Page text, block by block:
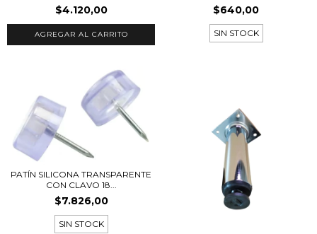
$4.120,00
AGREGAR AL CARRITO
$640,00
SIN STOCK
PATÍN SILICONA TRANSPARENTE
CON CLAVO 18...
$7.826,00
SIN STOCK